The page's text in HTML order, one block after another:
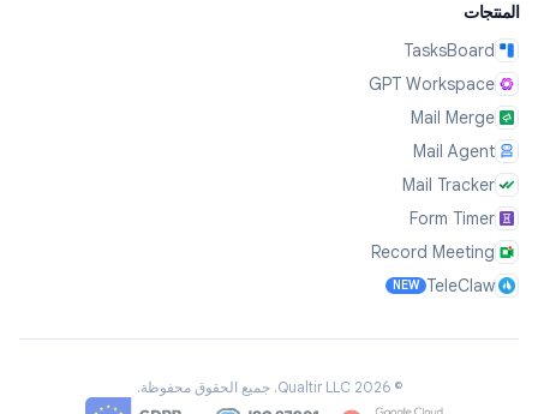
المنتجات
TasksBoard
GPT Workspace
Mail Merge
Mail Agent
Mail Tracker
Form Timer
Record Meeting
TeleClaw
NEW
©
2026
Qualtir LLC. جميع الحقوق محفوظة.